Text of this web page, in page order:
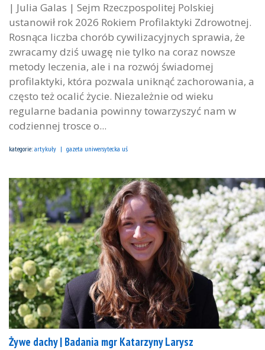
| Julia Galas | Sejm Rzeczpospolitej Polskiej
ustanowił rok 2026 Rokiem Profilaktyki Zdrowotnej.
Rosnąca liczba chorób cywilizacyjnych sprawia, że
zwracamy dziś uwagę nie tylko na coraz nowsze
metody leczenia, ale i na rozwój świadomej
profilaktyki, która pozwala uniknąć zachorowania, a
często też ocalić życie. Niezależnie od wieku
regularne badania powinny towarzyszyć nam w
codziennej trosce o...
kategorie: artykuły gazeta uniwersytecka uś
Żywe dachy | Badania mgr Katarzyny Larysz